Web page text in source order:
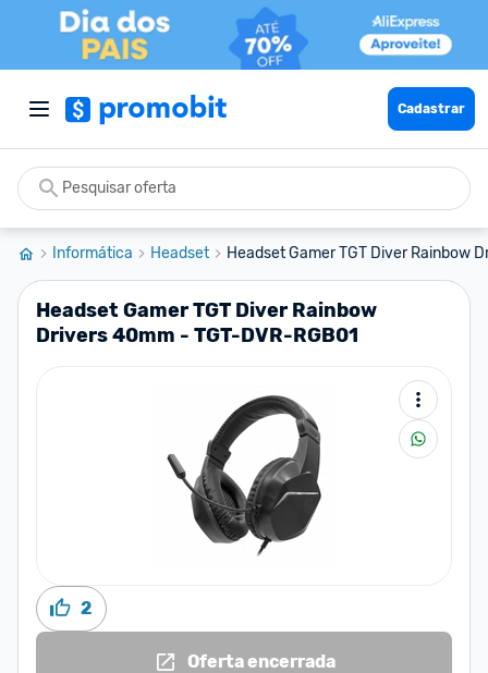
Cadastrar
Informática Headset Headset Gamer TGT Diver Rainbow
Headset Gamer TGT Diver Rainbow
Drivers 40mm - TGT-DVR-RGB01
2
Oferta encerrada